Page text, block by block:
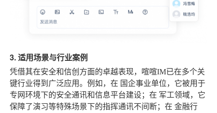
3. 适用场景与行业案例
凭借其在安全和信创方面的卓越表现，喧喧IM已在多个关
键行业得到广泛应用。例如，在 国企事业单位，它被用于
专网环境下的安全通讯和信息平台建设；在 军工领域，它
保障了演习等特殊场景下的指挥通讯不间断；在 金融行